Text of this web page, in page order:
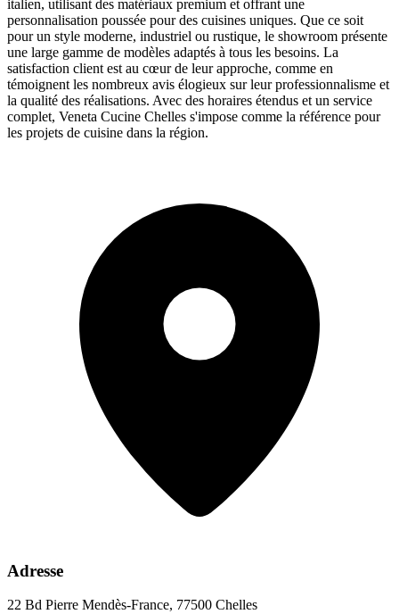
italien, utilisant des matériaux premium et offrant une
personnalisation poussée pour des cuisines uniques. Que ce soit
pour un style moderne, industriel ou rustique, le showroom présente
une large gamme de modèles adaptés à tous les besoins. La
satisfaction client est au cœur de leur approche, comme en
témoignent les nombreux avis élogieux sur leur professionnalisme et
la qualité des réalisations. Avec des horaires étendus et un service
complet, Veneta Cucine Chelles s'impose comme la référence pour
les projets de cuisine dans la région.
Adresse
22 Bd Pierre Mendès-France, 77500 Chelles